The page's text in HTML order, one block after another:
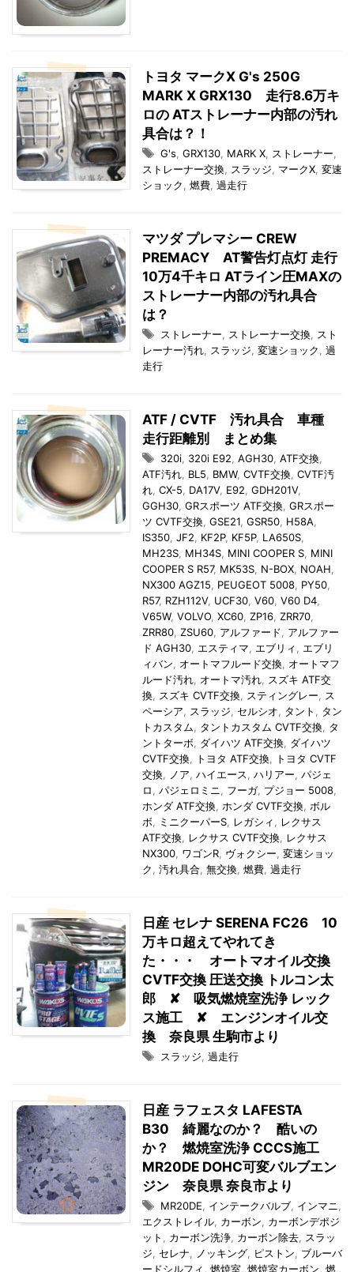
トヨタ マークX G's 250G
MARK X GRX130 走行8.6万キ
ロの ATストレーナー内部の汚れ
具合は？！
G's GRX130 MARK X ストレーナー
ストレーナー交換
スラッジ マークX 変速
ショック
燃費 過走行
マツダ プレマシー CREW
PREMACY AT警告灯点灯 走行
10万4千キロ ATライン圧MAXの
ストレーナー内部の汚れ具合
は？
ストレーナー ストレーナー交換
スト
レーナー汚れ
スラッジ 変速ショック
過
走行
ATF / CVTF 汚れ具合 車種
走行距離別 まとめ集
320i 320i E92 AGH30 ATF交換
ATF汚れ BL5 BMW, CVTF交換 CVTF汚
れ CX-5 DA17V, E92 GDH201V,
GGH30 GRスポーツ ATF交換 GRスポー
ツ CVTF交換 GSE21 GSR50 H58A
IS350 JF2 KF2P, KF5P, LA650S
MH23S MH34S MINI COOPER S MINI
COOPER S R57, MK53S N-BOX NOAH
NX300 AGZ15
PEUGEOT 5008 PY50
R57, RZH112V, UCF30 V60 V60 D4
V65W, VOLVO XC60 ZP16 ZRR70
ZRR80 ZSU60 アルファード
アルファー
ド AGH30 エスティマ エブリィ
エブリ
ィバン
オートマフルード交換 オートマフ
ルード汚れ オートマ汚れ
スズキ ATF交
換
スズキ CVTF交換 スティングレー
ス
ペーシア
スラッジ セルシオ タント
タン
トカスタム
タントカスタム CVTF交換 タ
ントターボ
ダイハツ ATF交換 ダイハツ
CVTF交換
トヨタ ATF交換
トヨタ CVTF
交換
ノア ハイエース ハリアー パジェ
ロ
パジェロミニ フーガ, プジョー 5008
ホンダ ATF交換 ホンダ CVTF交換 ボル
ボ
ミニクーパーS レガシィ
レクサス
ATF交換
レクサス CVTF交換
レクサス
NX300 ワゴンR ヴォクシー 変速ショッ
ク
汚れ具合 無交換 燃費 過走行
日産 セレナ SERENA FC26 10
万キロ超えてやれてき
た・・・ オートマオイル交換
CVTF交換 圧送交換 トルコン太
郎 ✘ 吸気燃焼室洗浄 レック
ス施工 ✘ エンジンオイル交
換 奈良県 生駒市より
スラッジ 過走行
日産 ラフェスタ LAFESTA
B30 綺麗なのか？ 酷いの
か？ 燃焼室洗浄 CCCS施工
MR20DE DOHC可変バルブエン
ジン 奈良県 奈良市より
MR20DE インテークバルブ インマニ
エクストレイル カーボン
カーボンデポジ
ット
カーボン洗浄 カーボン除去
スラッ
ジ
セレナ ノッキング ピストン
ブルーバ
ードシルフィ
燃焼室 燃焼室カーボン 燃